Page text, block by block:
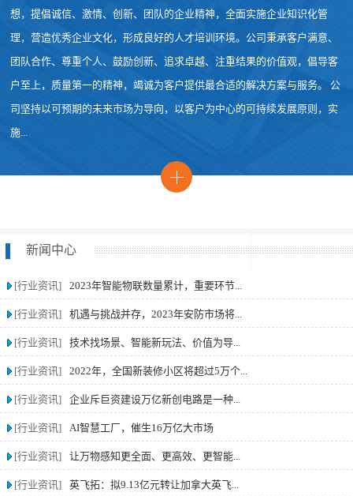
想，提倡诚信、激情、创新、团队的企业精神，全面实施企业知识化管
理，营造优秀企业文化，形成良好的人才培训环境。公司秉承客户满意、
团队合作、尊重个人、鼓励创新、追求卓越、注重结果的价值观，倡导客
户至上，质量第一的精神，竭诚为客户提供最合适的解决方案与服务。 公
司坚持以可预期的未来市场为导向，以客户为中心的可持续发展原则，实
施...
新闻中心
[行业资讯] 2023年智能物联数量累计，重要环节...
[行业资讯] 机遇与挑战并存，2023年安防市场将...
[行业资讯] 技术找场景、智能新玩法、价值为导...
[行业资讯] 2022年，全国新装修小区将超过5万个...
[行业资讯] 企业斥巨资建设万亿新创电路是一种...
[行业资讯] AI智慧工厂，催生16万亿大市场
[行业资讯] 让万物感知更全面、更高效、更智能...
[行业资讯] 英飞拓：拟9.13亿元转让加拿大英飞...